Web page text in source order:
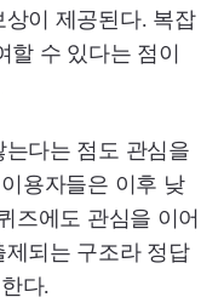
이 제공된다. 복잡
수 있다는 점이
다는 점도 관심을
용자들은 이후 낮
즈에도 관심을 이어
되는 구조라 정답
다.